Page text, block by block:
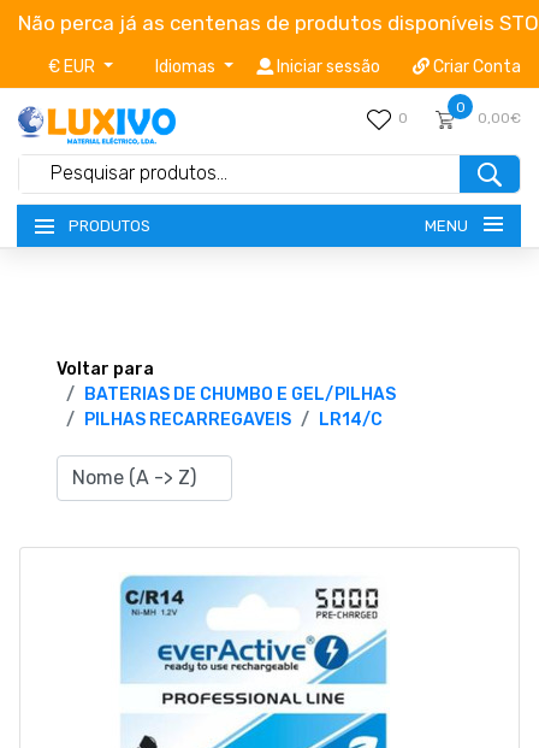
Não perca já as centenas de produtos disponíveis
€ EUR Idiomas Iniciar sessão Criar Conta
0
0
0,00€
PRODUTOS MENU
TERMOS E CONDIÇÕES
CATÁLOGOS
CAMPANHAS
EMPRESA
CONTACTOS
geral@luxivo.pt
Voltar para
BATERIAS DE CHUMBO E GEL/PILHAS
PILHAS RECARREGAVEIS
LR14/C